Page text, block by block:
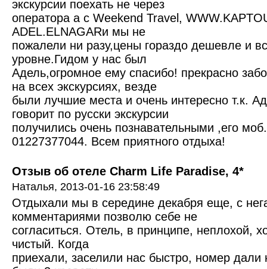
экскурсии поехать не через
оператора а с Weekend Travel,
ADEL.ELNAGARи мы не
пожалели ни разу,цены гораздо дешевле и
уровне.Гидом у нас был
Адель,огромное ему спасибо! прекрасно
на всех экскурсиях, везде
были лучшие места и очень интересно т.к.
говорит по русски экскурсии
получились очень познавательными ,его
01227377044. Всем приятного отдыха!
Отзыв об отеле Charm Life Paradise, 4*
Наталья, 2013-01-16 23:58:49
Отдыхали мы в середине декабря еще, с
комментариями позволю себе не
согласиться. Отель, в принципе, неплохой,
чистый. Когда
приехали, заселили нас быстро, номер